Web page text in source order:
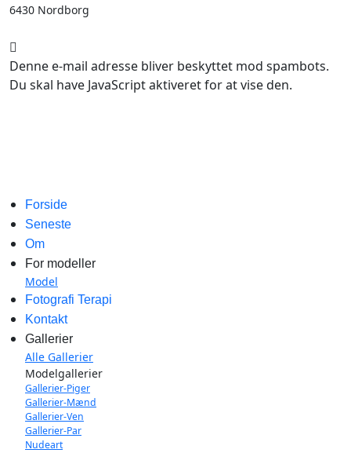
6430 Nordborg
Denne e-mail adresse bliver beskyttet mod spambots.
Du skal have JavaScript aktiveret for at vise den.
Forside
Seneste
Om
For modeller
Model
Fotografi Terapi
Kontakt
Gallerier
Alle Gallerier
Modelgallerier
Gallerier-Piger
Gallerier-Mænd
Gallerier-Ven
Gallerier-Par
Nudeart